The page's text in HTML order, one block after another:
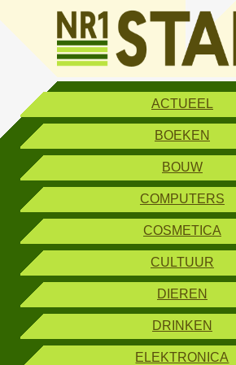
ACTUEEL
BOEKEN
BOUW
COMPUTERS
COSMETICA
CULTUUR
DIEREN
DRINKEN
ELEKTRONICA